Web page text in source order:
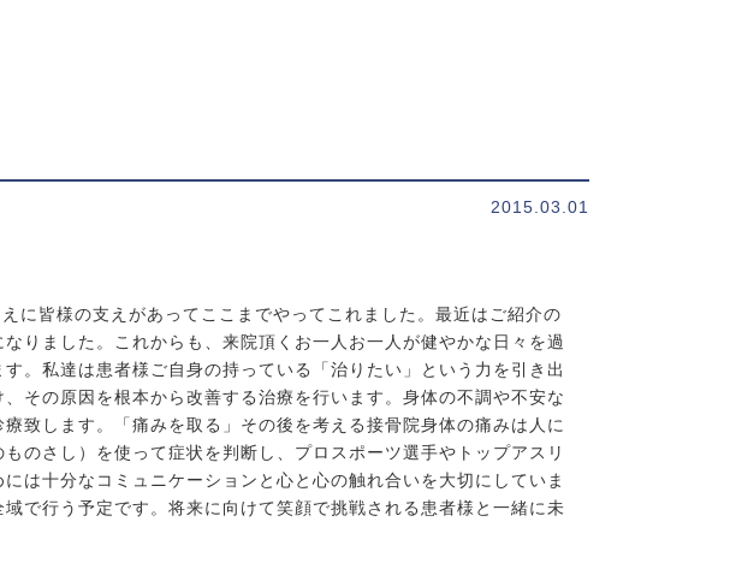
2015.03.01
に皆様の支えがあってここまでやってこれました。最近はご紹介の
りました。これからも、来院頂くお一人お一人が健やかな日々を過
。私達は患者様ご自身の持っている「治りたい」という力を引き出
その原因を根本から改善する治療を行います。身体の不調や不安な
致します。「痛みを取る」その後を考える接骨院身体の痛みは人に
のさし）を使って症状を判断し、プロスポーツ選手やトップアスリ
は十分なコミュニケーションと心と心の触れ合いを大切にしていま
で行う予定です。将来に向けて笑顔で挑戦される患者様と一緒に未